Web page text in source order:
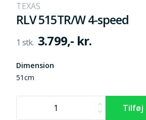
TEXAS
RLV 515TR/W 4-speed
3.799,- kr.
Dimension
51cm